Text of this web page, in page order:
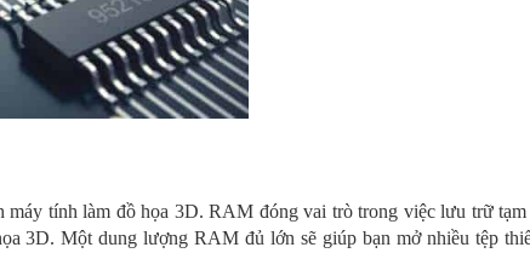
tính làm đồ họa 3D. RAM đóng vai trò trong việc lưu trữ tạm
3D. Một dung lượng RAM đủ lớn sẽ giúp bạn mở nhiều tệp